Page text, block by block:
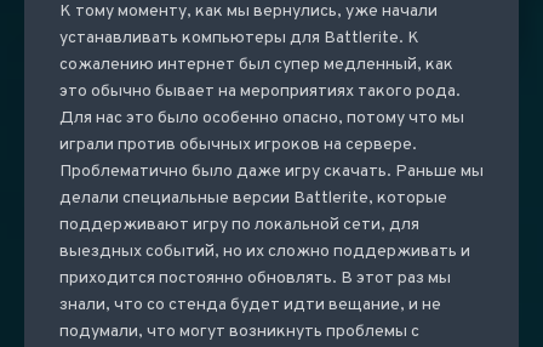
К тому моменту, как мы вернулись, уже начали
устанавливать компьютеры для Battlerite. К
сожалению интернет был супер медленный, как
это обычно бывает на мероприятиях такого рода.
Для нас это было особенно опасно, потому что мы
играли против обычных игроков на сервере.
Проблематично было даже игру скачать. Раньше мы
делали специальные версии Battlerite, которые
поддерживают игру по локальной сети, для
выездных событий, но их сложно поддерживать и
приходится постоянно обновлять. В этот раз мы
знали, что со стенда будет идти вещание, и не
подумали, что могут возникнуть проблемы с